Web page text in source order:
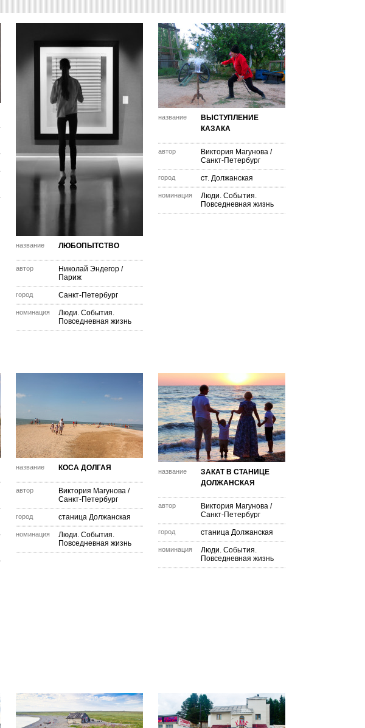
название ЛЮБОПЫТСТВО
автор Николай Эндегор /
Париж
город Санкт-Петербург
номинация
Люди. События.
Повседневная жизнь
название
ВЫСТУПЛЕНИЕ
КАЗАКА
автор Виктория Магунова /
Санкт-Петербург
город ст. Должанская
номинация
Люди. События.
Повседневная жизнь
название КОСА ДОЛГАЯ
автор Виктория Магунова /
Санкт-Петербург
город станица Должанская
номинация
Люди. События.
Повседневная жизнь
название
ЗАКАТ В СТАНИЦЕ
ДОЛЖАНСКАЯ
автор Виктория Магунова /
Санкт-Петербург
город станица Должанская
номинация
Люди. События.
Повседневная жизнь